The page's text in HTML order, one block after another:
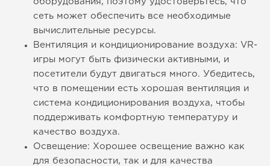
оборудования, поэтому удостоверьтесь, что
сеть может обеспечить все необходимые
вычислительные ресурсы.
Вентиляция и кондиционирование воздуха: VR-
игры могут быть физически активными, и
посетители будут двигаться много. Убедитесь,
что в помещении есть хорошая вентиляция и
система кондиционирования воздуха, чтобы
поддерживать комфортную температуру и
качество воздуха.
Освещение: Хорошее освещение важно как
для безопасности, так и для качества